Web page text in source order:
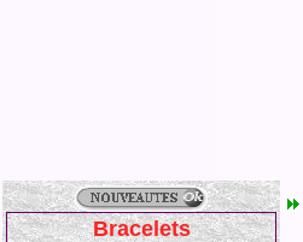
Bracelets